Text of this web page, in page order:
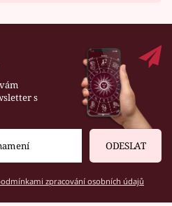
s
ODESLAT
zpracování osobních údajů